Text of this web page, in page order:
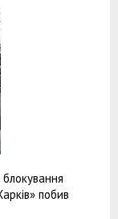
блокування
побив